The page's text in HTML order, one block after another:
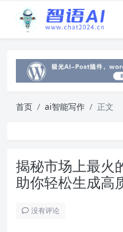
首页 ai智能写作 正文
揭秘市场上最火
助你轻松生成高
没有评论